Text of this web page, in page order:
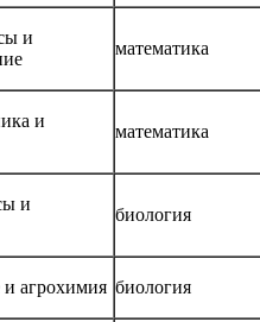
и
математика
и
математика
и
биология
агрохимия биология